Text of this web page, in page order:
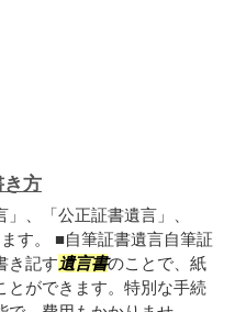
き方
、「公正証書遺言」、
す。 ■自筆証書遺言自筆証
き記す遺言書のことで、紙
とができます。特別な手続